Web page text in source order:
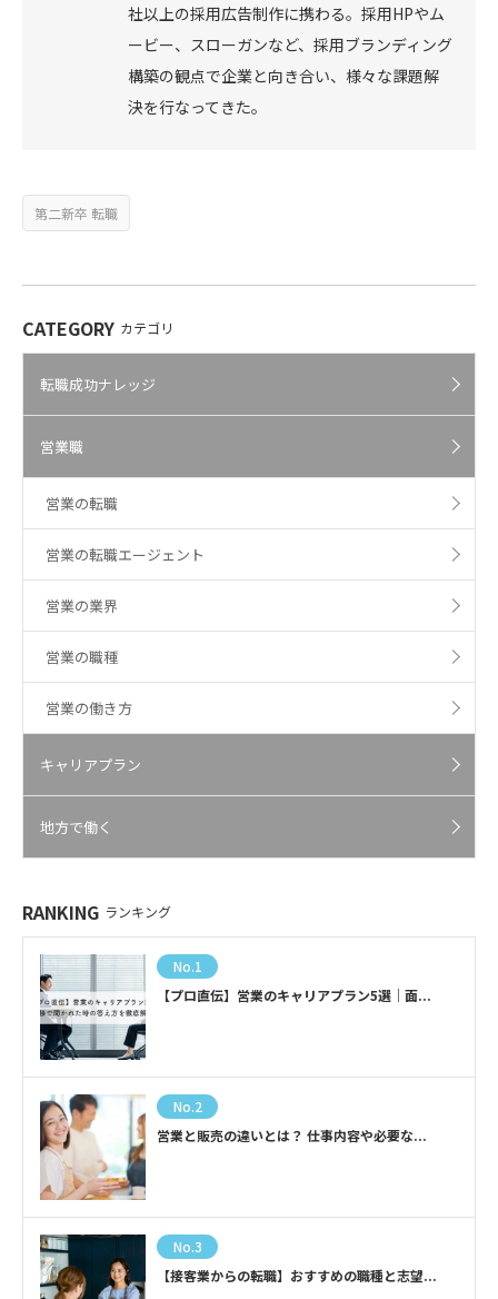
社以上の採用広告制作に携わる。採用HPやム
ービー、スローガンなど、採用ブランディング
構築の観点で企業と向き合い、様々な課題解
決を行なってきた。
第二新卒 転職
CATEGORY カテゴリ
転職成功ナレッジ
営業職
営業の転職
営業の転職エージェント
営業の業界
営業の職種
営業の働き方
キャリアプラン
地方で働く
RANKING ランキング
No.1
【プロ直伝】営業のキャリアプラン5選｜面...
No.2
営業と販売の違いとは？ 仕事内容や必要な...
No.3
【接客業からの転職】おすすめの職種と志望...